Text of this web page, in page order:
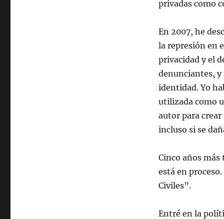
privadas como
En 2007, he
la represión en
privacidad y el
denunciantes,
identidad. Yo
utilizada como
autor para
incluso si se
Cinco años
está en
Civiles”.
Entré en la